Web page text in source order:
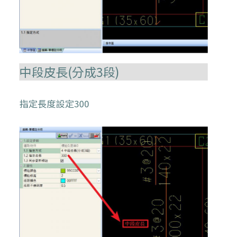
中段皮長(分成3段)
指定長度設定300